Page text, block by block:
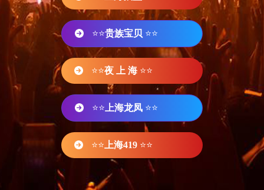
⭐⭐贵族宝贝 ⭐⭐
⭐⭐夜 上 海 ⭐⭐
⭐⭐ 上海龙凤 ⭐⭐
⭐⭐ 上海419 ⭐⭐